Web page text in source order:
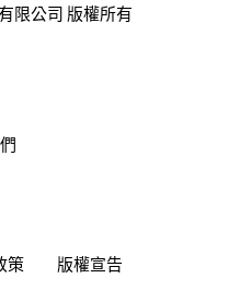
限公司 版權所有
策 版權宣告